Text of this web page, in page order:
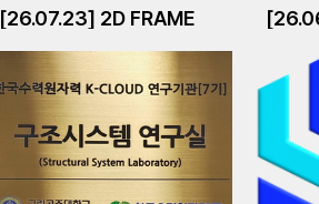
[26.07.23] 2D FRAME